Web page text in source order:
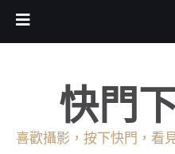
快門
喜歡攝影，按下快門，看